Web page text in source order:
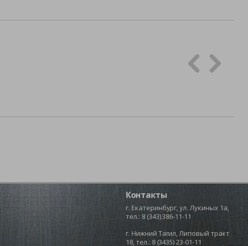
Контакты
г. Екатеринбург, ул. Лукиных 1а,
тел.: 8 (343) 386-11-11
г. Нижний Тагил, Липовый тракт
18, тел.: 8 (3435) 23-01-11